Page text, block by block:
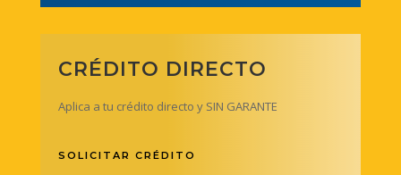
CRÉDITO DIRECTO
Aplica a tu crédito directo y SIN GARANTE
SOLICITAR CRÉDITO